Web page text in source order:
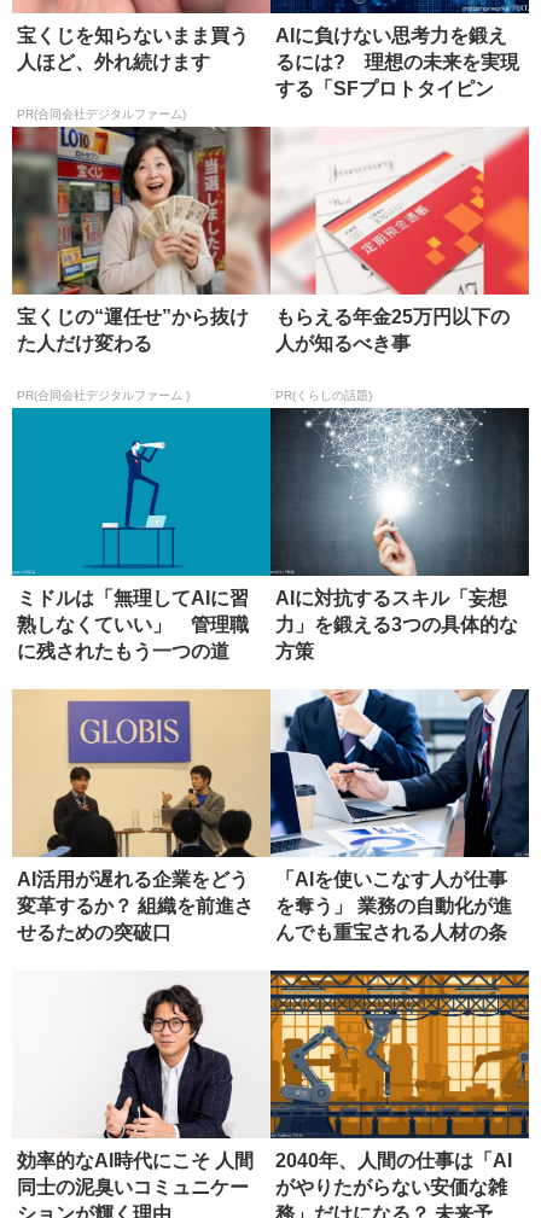
宝くじを知らないまま買う
人ほど、外れ続けます
PR(合同会社デジタルファーム)
AIに負けない思考力を鍛え
るには? 理想の未来を実現
する「SFプロトタイピン
宝くじの“運任せ”から抜け
た人だけ変わる
PR(合同会社デジタルファーム )
もらえる年金25万円以下の
人が知るべき事
PR(くらしの話題)
ミドルは「無理してAIに習
熟しなくていい」 管理職
に残されたもう一つの道
AIに対抗するスキル「妄想
力」を鍛える3つの具体的な
方策
AI活用が遅れる企業をどう
変革するか？ 組織を前進さ
せるための突破口
「AIを使いこなす人が仕事
を奪う」 業務の自動化が進
んでも重宝される人材の条
効率的なAI時代にこそ 人間
同士の泥臭いコミュニケー
2040年、人間の仕事は「AI
がやりたがらない安価な雑